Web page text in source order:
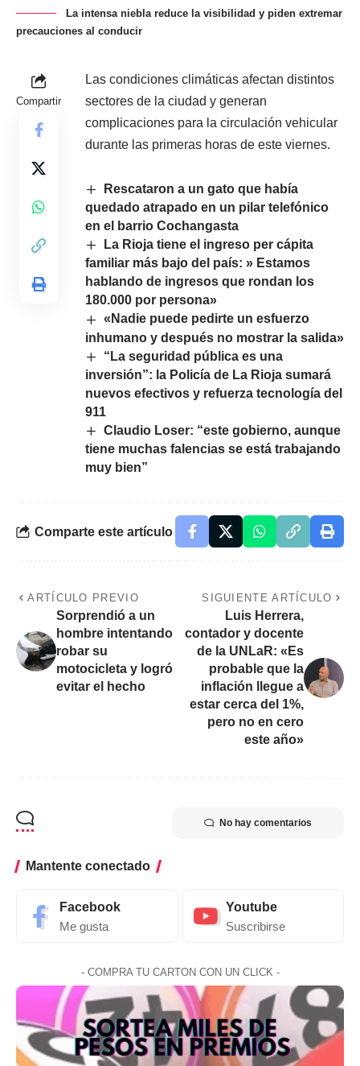
La intensa niebla reduce la visibilidad y piden extremar
precauciones al conducir
Compartir
Las condiciones climáticas afectan distintos
sectores de la ciudad y generan
complicaciones para la circulación vehicular
durante las primeras horas de este viernes.
Rescataron a un gato que había
quedado atrapado en un pilar telefónico
en el barrio Cochangasta
La Rioja tiene el ingreso per cápita
familiar más bajo del país: » Estamos
hablando de ingresos que rondan los
180.000 por persona»
«Nadie puede pedirte un esfuerzo
inhumano y después no mostrar la salida»
“La seguridad pública es una
inversión”: la Policía de La Rioja sumará
nuevos efectivos y refuerza tecnología del
911
Claudio Loser: “este gobierno, aunque
tiene muchas falencias se está trabajando
muy bien”
Comparte este artículo
ARTÍCULO PREVIO
Sorprendió a un
hombre intentando
robar su
motocicleta y logró
evitar el hecho
SIGUIENTE ARTÍCULO
Luis Herrera,
contador y docente
de la UNLaR: «Es
probable que la
inflación llegue a
estar cerca del 1%,
pero no en cero
este año»
No hay comentarios
Mantente conectado
Facebook
Me gusta
Youtube
Suscribirse
- COMPRA TU CARTON CON UN CLICK -